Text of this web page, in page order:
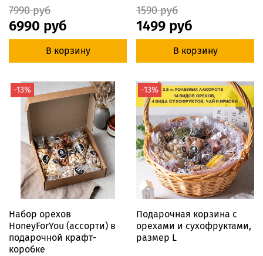
7990 руб
6990 руб
В корзину
1590 руб
1499 руб
В корзину
-13%
Набор орехов
HoneyForYou (ассорти) в
подарочной крафт-
коробке
-13%
Подарочная корзина с
орехами и сухофруктами,
размер L